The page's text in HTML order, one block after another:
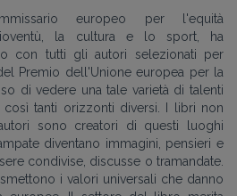
europeo per l'equità
la cultura e lo sport, ha
con tutti gli autori selezionati per
Premio dell'Unione europea per la
di vedere una tale varietà di talenti
tanti orizzonti diversi. I libri non
sono creatori di questi luoghi
diventano immagini, pensieri e
condivise, discusse o tramandate.
i valori universali che danno